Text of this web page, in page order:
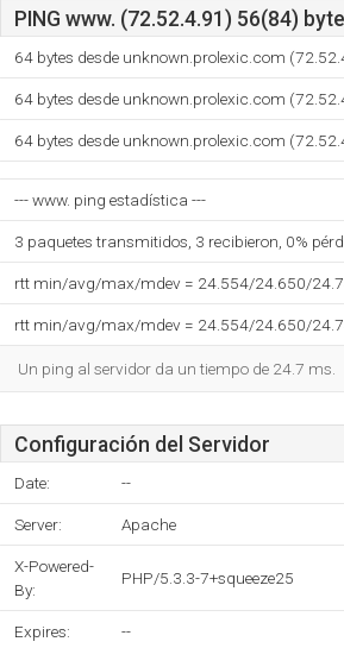
PING www. (72.52.4.91) 56(84)
64 bytes desde unknown.prolexic.com
64 bytes desde unknown.prolexic.com
64 bytes desde unknown.prolexic.com
--- www. ping estadística ---
3 paquetes transmitidos, 3 recibieron, 0%
rtt min/avg/max/mdev = 24.554/24.650/
rtt min/avg/max/mdev = 24.554/24.650/
Un ping al servidor da un tiempo de 24.7 ms.
Configuración del Servidor
Date: --
Server: Apache
X-Powered-
By:
PHP/5.3.3-7+squeeze25
Expires: --